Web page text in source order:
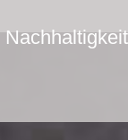
Nachhaltigkeit